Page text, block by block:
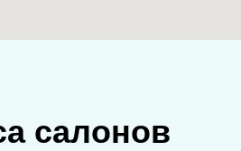
салонов